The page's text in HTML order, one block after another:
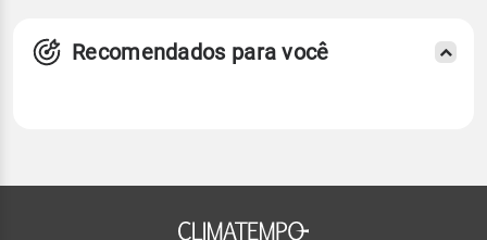
Recomendados para você